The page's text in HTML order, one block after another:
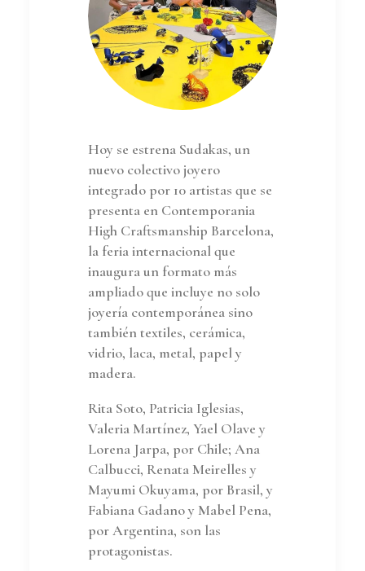
Hoy se estrena Sudakas, un
nuevo colectivo joyero
integrado por 10 artistas que se
presenta en Contemporania
High Craftsmanship Barcelona,
la feria internacional que
inaugura un formato más
ampliado que incluye no solo
joyería contemporánea sino
también textiles, cerámica,
vidrio, laca, metal, papel y
madera.
Rita Soto, Patricia Iglesias,
Valeria Martínez, Yael Olave y
Lorena Jarpa, por Chile; Ana
Calbucci, Renata Meirelles y
Mayumi Okuyama, por Brasil, y
Fabiana Gadano y Mabel Pena,
por Argentina, son las
protagonistas.